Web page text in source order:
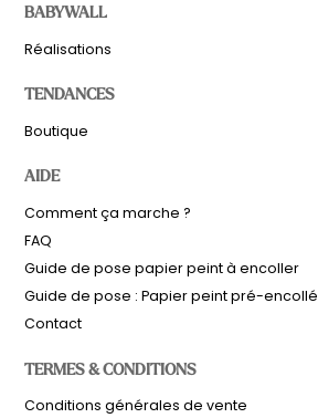
Hors frais de livraison
BABYWALL
Réalisations
TENDANCES
Boutique
AIDE
Comment ça marche ?
FAQ
Guide de pose papier peint à encoller
Guide de pose : Papier peint pré-encollé
Contact
TERMES & CONDITIONS
Conditions générales de vente